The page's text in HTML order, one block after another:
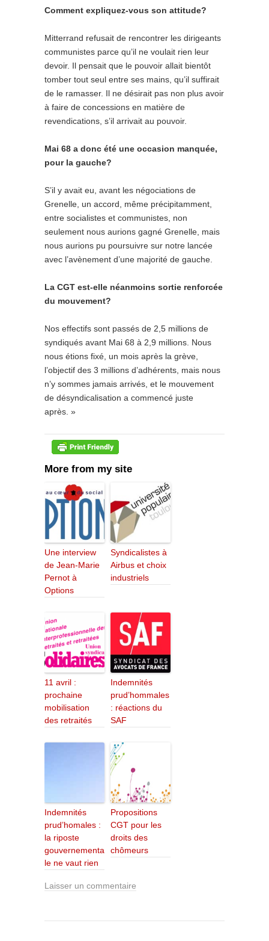
Comment expliquez-vous son attitude?
Mitterrand refusait de rencontrer les dirigeants
communistes parce qu’il ne voulait rien leur
devoir. Il pensait que le pouvoir allait bientôt
tomber tout seul entre ses mains, qu’il suffirait
de le ramasser. Il ne désirait pas non plus avoir
à faire de concessions en matière de
revendications, s’il arrivait au pouvoir.
Mai 68 a donc été une occasion manquée,
pour la gauche?
S’il y avait eu, avant les négociations de
Grenelle, un accord, même précipitamment,
entre socialistes et communistes, non
seulement nous aurions gagné Grenelle, mais
nous aurions pu poursuivre sur notre lancée
avec l’avènement d’une majorité de gauche.
La CGT est-elle néanmoins sortie renforcée
du mouvement?
Nos effectifs sont passés de 2,5 millions de
syndiqués avant Mai 68 à 2,9 millions. Nous
nous étions fixé, un mois après la grève,
l’objectif des 3 millions d’adhérents, mais nous
n’y sommes jamais arrivés, et le mouvement
de désyndicalisation a commencé juste
après. »
More from my site
Une interview
de Jean-Marie
Pernot à
Options
Syndicalistes à
Airbus et choix
industriels
11 avril :
prochaine
mobilisation
des retraités
Indemnités
prud’hommales
: réactions du
SAF
Indemnités
prud’homales :
la riposte
gouvernementa
le ne vaut rien
Propositions
CGT pour les
droits des
chômeurs
Laisser un commentaire